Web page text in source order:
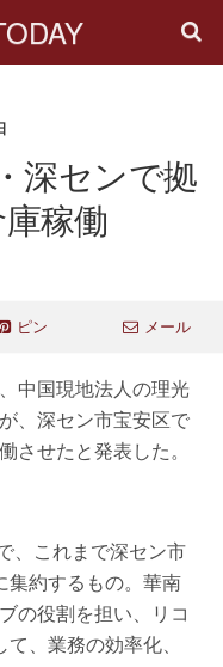
深センで拠
稼働
ピン メール
中国現地法人の理光
、深セン市宝安区で
させたと発表した。
、これまで深セン市
集約するもの。華南
の役割を担い、リコ
、業務の効率化、